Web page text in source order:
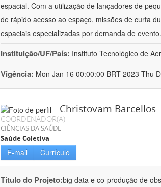
espacial. Com a utilização de lançadores de
de rápido acesso ao espaço, missões de curta
espaciais especializadas por demanda de
Instituição/UF/País: Instituto Tecnológico de
Vigência: Mon Jan 16 00:00:00 BRT 2023-Thu
Christovam Barcellos
COORDENADOR(A)
CIÊNCIAS DA SAÚDE
Saúde Coletiva
E-mail Currículo
Título do Projeto:big data e co-produção de